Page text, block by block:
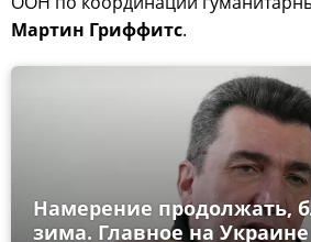
Мартин Гриффитс.
Намерение продолжать,
зима. Главное на Украине